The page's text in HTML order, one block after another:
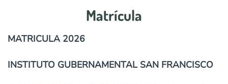
Matrícula
MATRICULA 2026
INSTITUTO GUBERNAMENTAL SAN FRANCISCO